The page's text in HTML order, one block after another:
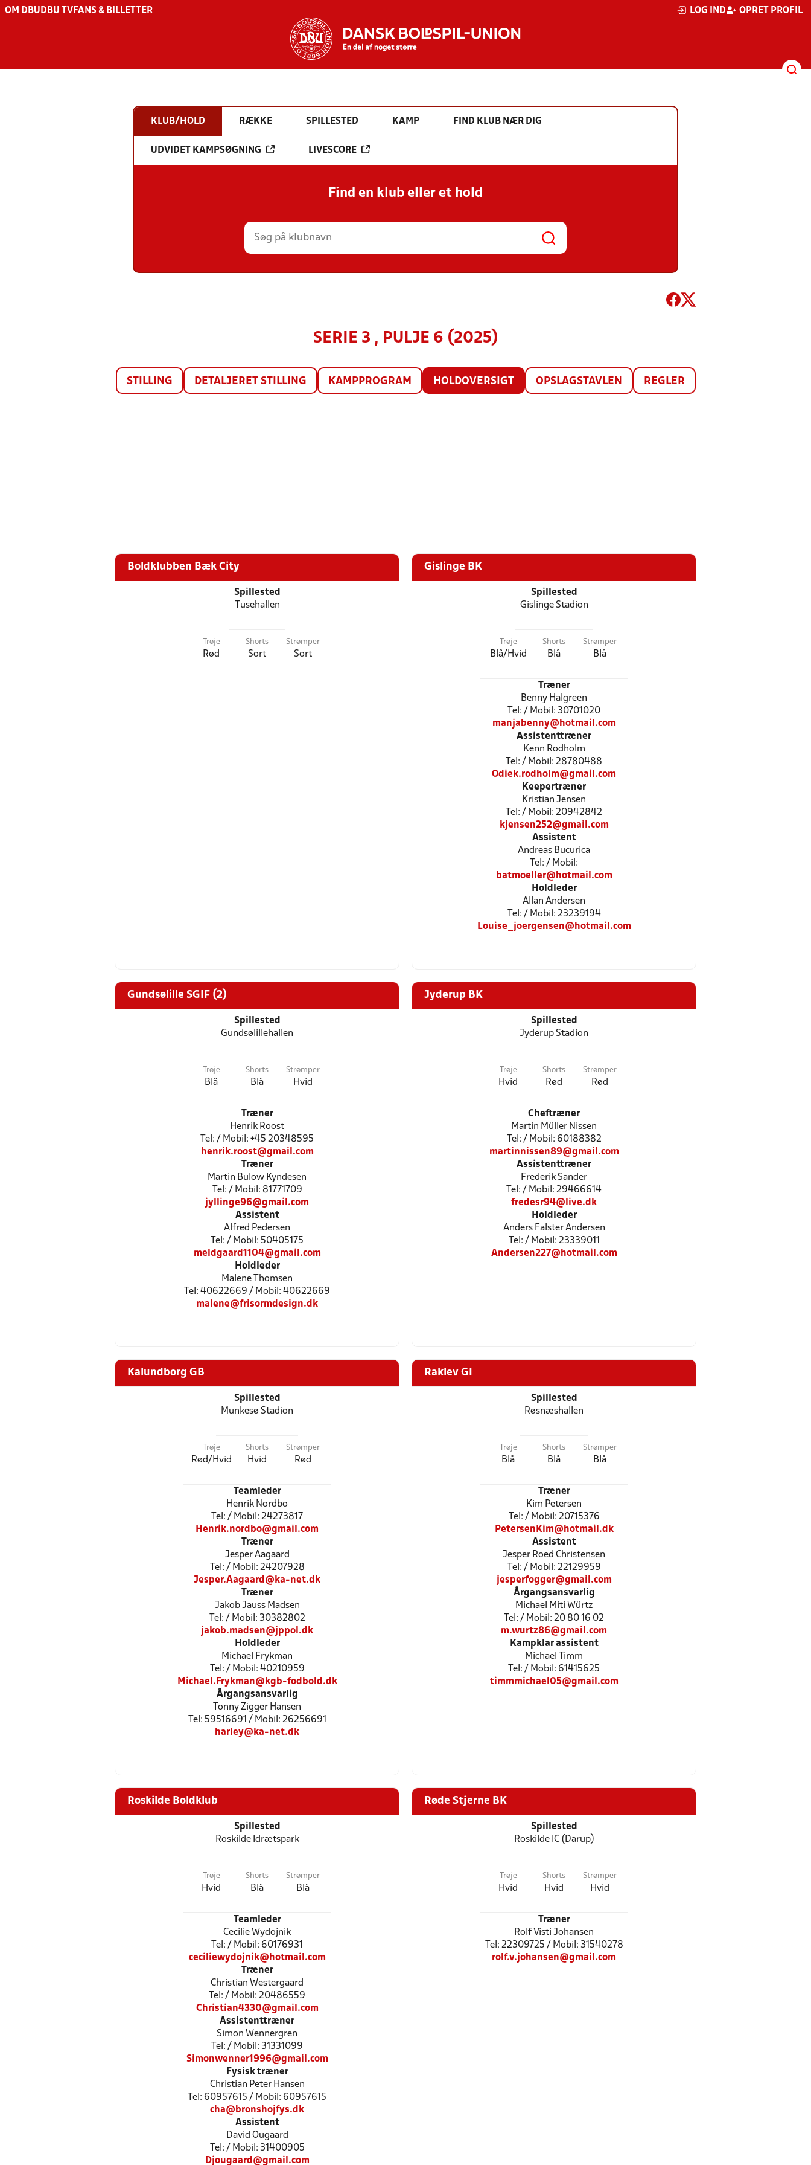
OM DBU DBU TV FANS & BILLETTER LOG IND OPRET PROFIL
KLUB/HOLD RÆKKE SPILLESTED KAMP FIND KLUB NÆR DIG
UDVIDET KAMPSØGNING LIVESCORE
Find en klub eller et hold
SERIE 3 , PULJE 6 (2025)
STILLING DETALJERET STILLING KAMPPROGRAM HOLDOVERSIGT OPSLAGSTAVLEN REGLER
Boldklubben Bæk City
Spillested
Tusehallen
Trøje
Rød
Shorts
Sort
Strømper
Sort
Gislinge BK
Spillested
Gislinge Stadion
Trøje
Blå/Hvid
Shorts
Blå
Strømper
Blå
Træner
Benny Halgreen
Tel: / Mobil: 30701020
manjabenny@hotmail.com
Assistenttræner
Kenn Rodholm
Tel: / Mobil: 28780488
Odiek.rodholm@gmail.com
Keepertræner
Kristian Jensen
Tel: / Mobil: 20942842
kjensen252@gmail.com
Assistent
Andreas Bucurica
Tel: / Mobil:
batmoeller@hotmail.com
Holdleder
Allan Andersen
Tel: / Mobil: 23239194
Louise_joergensen@hotmail.com
Gundsølille SGIF (2)
Spillested
Gundsølillehallen
Trøje
Blå
Shorts
Blå
Strømper
Hvid
Træner
Henrik Roost
Tel: / Mobil: +45 20348595
henrik.roost@gmail.com
Træner
Martin Bulow Kyndesen
Tel: / Mobil: 81771709
jyllinge96@gmail.com
Assistent
Alfred Pedersen
Tel: / Mobil: 50405175
meldgaard1104@gmail.com
Holdleder
Malene Thomsen
Tel: 40622669 / Mobil: 40622669
malene@frisormdesign.dk
Jyderup BK
Spillested
Jyderup Stadion
Trøje
Hvid
Shorts
Rød
Strømper
Rød
Cheftræner
Martin Müller Nissen
Tel: / Mobil: 60188382
martinnissen89@gmail.com
Assistenttræner
Frederik Sander
Tel: / Mobil: 29466614
fredesr94@live.dk
Holdleder
Anders Falster Andersen
Tel: / Mobil: 23339011
Andersen227@hotmail.com
Kalundborg GB
Spillested
Munkesø Stadion
Trøje
Rød/Hvid
Shorts
Hvid
Strømper
Rød
Teamleder
Henrik Nordbo
Tel: / Mobil: 24273817
Henrik.nordbo@gmail.com
Træner
Jesper Aagaard
Tel: / Mobil: 24207928
Jesper.Aagaard@ka-net.dk
Træner
Jakob Jauss Madsen
Tel: / Mobil: 30382802
jakob.madsen@jppol.dk
Holdleder
Michael Frykman
Tel: / Mobil: 40210959
Michael.Frykman@kgb-fodbold.dk
Årgangsansvarlig
Tonny Zigger Hansen
Tel: 59516691 / Mobil: 26256691
harley@ka-net.dk
Raklev GI
Spillested
Røsnæshallen
Trøje
Blå
Shorts
Blå
Strømper
Blå
Træner
Kim Petersen
Tel: / Mobil: 20715376
PetersenKim@hotmail.dk
Assistent
Jesper Roed Christensen
Tel: / Mobil: 22129959
jesperfogger@gmail.com
Årgangsansvarlig
Michael Miti Würtz
Tel: / Mobil: 20 80 16 02
m.wurtz86@gmail.com
Kampklar assistent
Michael Timm
Tel: / Mobil: 61415625
timmmichael05@gmail.com
Roskilde Boldklub
Spillested
Roskilde Idrætspark
Trøje
Hvid
Shorts
Blå
Strømper
Blå
Teamleder
Cecilie Wydojnik
Tel: / Mobil: 60176931
ceciliewydojnik@hotmail.com
Træner
Christian Westergaard
Tel: / Mobil: 20486559
Christian4330@gmail.com
Assistenttræner
Simon Wennergren
Tel: / Mobil: 31331099
Simonwenner1996@gmail.com
Fysisk træner
Christian Peter Hansen
Tel: 60957615 / Mobil: 60957615
cha@bronshojfys.dk
Assistent
David Ougaard
Tel: / Mobil: 31400905
Djougaard@gmail.com
Røde Stjerne BK
Spillested
Roskilde IC (Darup)
Trøje
Hvid
Shorts
Hvid
Strømper
Hvid
Træner
Rolf Visti Johansen
Tel: 22309725 / Mobil: 31540278
rolf.v.johansen@gmail.com